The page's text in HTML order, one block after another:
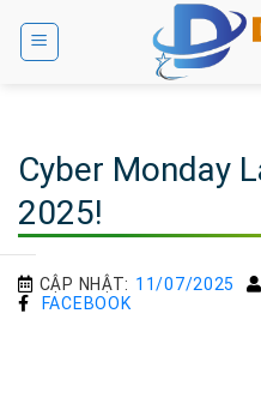
Cyber Monday
2025!
CẬP NHẬT: 11/07/2025
FACEBOOK